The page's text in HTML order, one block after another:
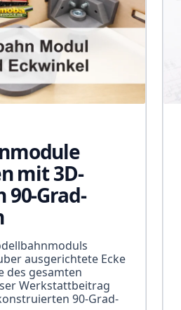
mit 3D-
Grad-
ausgerichtete Ecke
des gesamten
Werkstattbeitrag
90-Grad-